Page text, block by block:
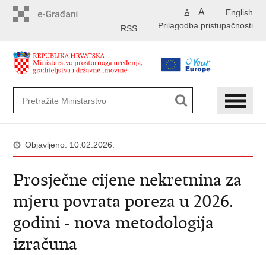
English
A A
Prilagodba pristupačnosti
RSS
Objavljeno: 10.02.2026.
Prosječne cijene nekretnina za
mjeru povrata poreza u 2026.
godini - nova metodologija
izračuna